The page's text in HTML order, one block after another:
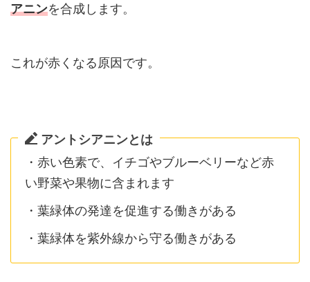
アニンを合成します。
これが赤くなる原因です。
アントシアニンとは
・赤い色素で、イチゴやブルーベリーなど赤
い野菜や果物に含まれます
・葉緑体の発達を促進する働きがある
・葉緑体を紫外線から守る働きがある